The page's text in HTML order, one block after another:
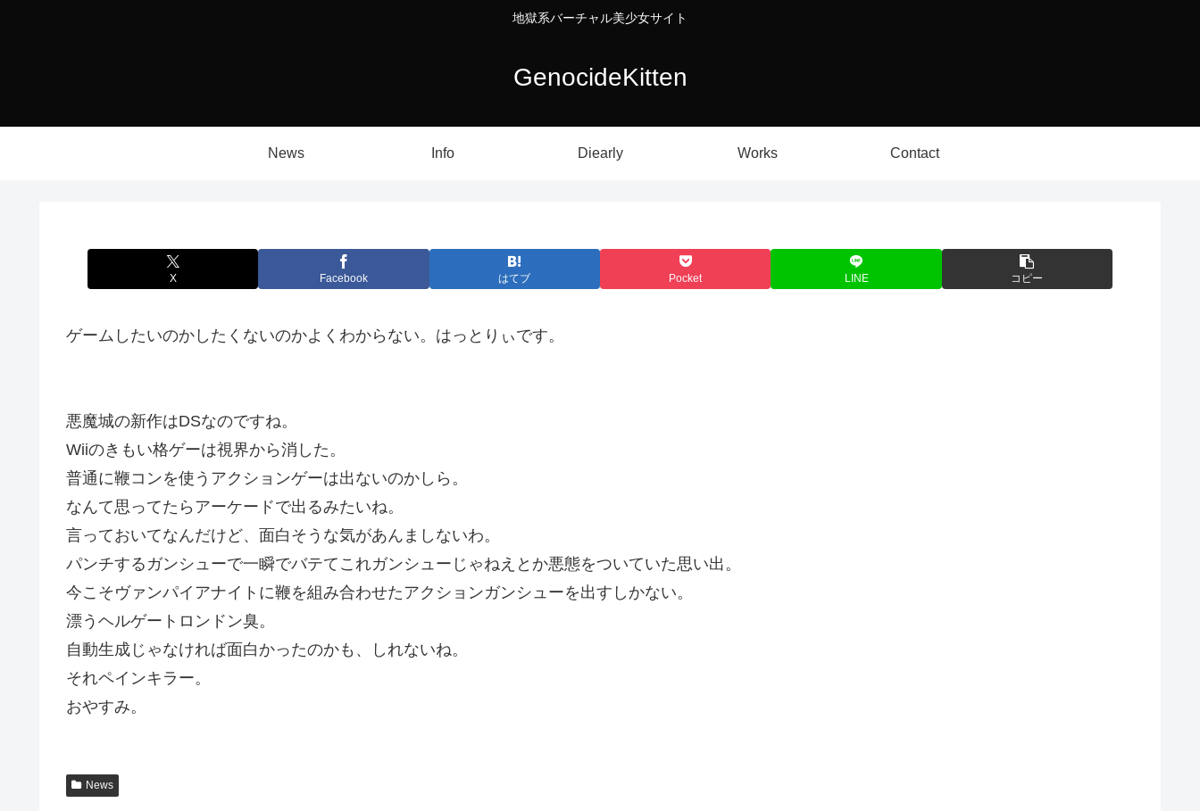
地獄系バーチャル美少女サイト
GenocideKitten
News Info Diearly Works Contact
X Facebook はてブ Pocket LINE コピー
ゲームしたいのかしたくないのかよくわからない。はっとりぃです。
悪魔城の新作はDSなのですね。
Wiiのきもい格ゲーは視界から消した。
普通に鞭コンを使うアクションゲーは出ないのかしら。
なんて思ってたらアーケードで出るみたいね。
言っておいてなんだけど、面白そうな気があんましないわ。
パンチするガンシューで一瞬でバテてこれガンシューじゃねえとか悪態をついていた思い出。
今こそヴァンパイアナイトに鞭を組み合わせたアクションガンシューを出すしかない。
漂うヘルゲートロンドン臭。
自動生成じゃなければ面白かったのかも、しれないね。
それペインキラー。
おやすみ。
News